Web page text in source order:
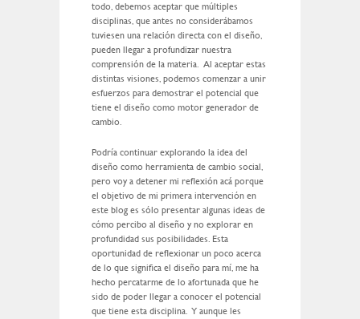
todo, debemos aceptar que múltiples
disciplinas, que antes no considerábamos
tuviesen una relación directa con el diseño,
pueden llegar a profundizar nuestra
comprensión de la materia. Al aceptar estas
distintas visiones, podemos comenzar a unir
esfuerzos para demostrar el potencial que
tiene el diseño como motor generador de
cambio.
Podría continuar explorando la idea del
diseño como herramienta de cambio social,
pero voy a detener mi reflexión acá porque
el objetivo de mi primera intervención en
este blog es sólo presentar algunas ideas de
cómo percibo al diseño y no explorar en
profundidad sus posibilidades. Esta
oportunidad de reflexionar un poco acerca
de lo que significa el diseño para mí, me ha
hecho percatarme de lo afortunada que he
sido de poder llegar a conocer el potencial
que tiene esta disciplina. Y aunque les